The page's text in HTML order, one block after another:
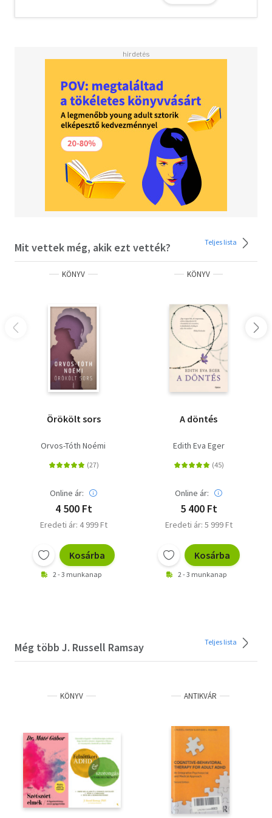
váltásában és elsősorban abban, hogy elmúljon a
beleteszed a munkát, meglesz az eredménye.
Mit vettek még, akik ezt vették? Teljes lista
KÖNYV
Örökölt sors
Orvos-Tóth Noémi
Online ár:
4 500 Ft
Eredeti ár: 4 999 Ft
Kosárba
2 - 3 munkanap
KÖNYV
A döntés
Edith Eva Eger
Online ár:
5 400 Ft
Eredeti ár: 5 999 Ft
Kosárba
2 - 3 munkanap
Még több J. Russell Ramsay Teljes lista
KÖNYV ANTIKVÁR